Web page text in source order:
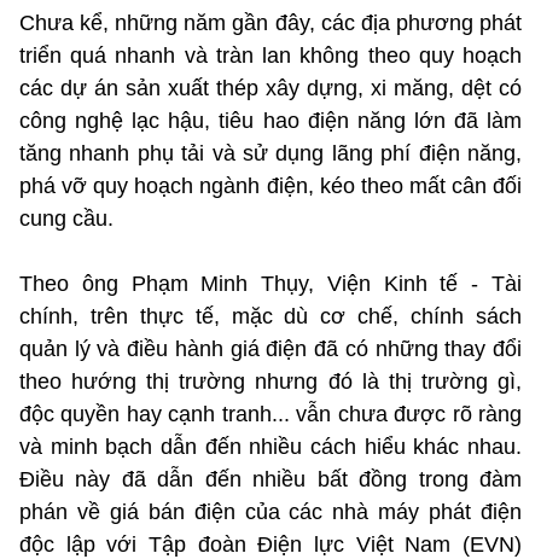
Chưa kể, những năm gần đây, các địa phương phát
triển quá nhanh và tràn lan không theo quy hoạch
các dự án sản xuất thép xây dựng, xi măng, dệt có
công nghệ lạc hậu, tiêu hao điện năng lớn đã làm
tăng nhanh phụ tải và sử dụng lãng phí điện năng,
phá vỡ quy hoạch ngành điện, kéo theo mất cân đối
cung cầu.
Theo ông Phạm Minh Thụy, Viện Kinh tế - Tài
chính, trên thực tế, mặc dù cơ chế, chính sách
quản lý và điều hành giá điện đã có những thay đổi
theo hướng thị trường nhưng đó là thị trường gì,
độc quyền hay cạnh tranh... vẫn chưa được rõ ràng
và minh bạch dẫn đến nhiều cách hiểu khác nhau.
Điều này đã dẫn đến nhiều bất đồng trong đàm
phán về giá bán điện của các nhà máy phát điện
độc lập với Tập đoàn Điện lực Việt Nam (EVN)